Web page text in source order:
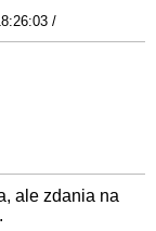
/
ale zdania na